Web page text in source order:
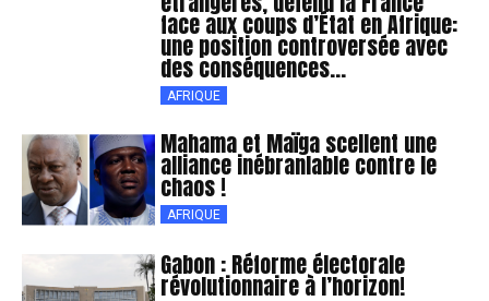
face aux coups d’État en Afrique:
une position controversée avec
des conséquences...
AFRIQUE
Mahama et Maïga scellent une
alliance inébranlable contre le
chaos !
AFRIQUE
Gabon : Réforme électorale
révolutionnaire à l’horizon!